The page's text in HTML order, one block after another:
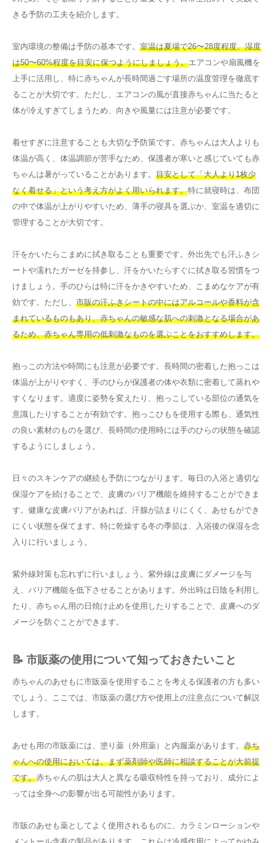
きる予防の工夫を紹介します。
室内環境の整備は予防の基本です。 室温は夏場で26〜28度程度、湿度
は50〜60%程度を目安に保つようにしましょう。エアコンや扇風機を
上手に活用し、特に赤ちゃんが長時間過ごす場所の温度管理を徹底す
ることが大切です。ただし、エアコンの風が直接赤ちゃんに当たると
体が冷えすぎてしまうため、向きや風量には注意が必要です。
着せすぎに注意することも大切な予防策です。赤ちゃんは大人よりも
体温が高く、体温調節が苦手なため、保護者が寒いと感じていても赤
ちゃんは暑がっていることがあります。 目安として「大人より1枚少
なく着せる」という考え方がよく用いられます。特に就寝時は、布団
の中で体温が上がりやすいため、薄手の寝具を選ぶか、室温を適切に
管理することが大切です。
汗をかいたらこまめに拭き取ることも重要です。外出先でも汗ふきシ
ートや濡れたガーゼを持参し、汗をかいたらすぐに拭き取る習慣をつ
けましょう。手のひらは特に汗をかきやすいため、こまめなケアが有
効です。ただし、 市販の汗ふきシートの中にはアルコールや香料が含
まれているものもあり、赤ちゃんの敏感な肌への刺激となる場合があ
るため、赤ちゃん専用の低刺激なものを選ぶことをおすすめします。
抱っこの方法や時間にも注意が必要です。長時間の密着した抱っこは
体温が上がりやすく、手のひらが保護者の体や衣類に密着して蒸れや
すくなります。適度に姿勢を変えたり、抱っこしている部位の通気を
意識したりすることが有効です。抱っこひもを使用する際も、通気性
の良い素材のものを選び、長時間の使用時には手のひらの状態を確認
するようにしましょう。
日々のスキンケアの継続も予防につながります。毎日の入浴と適切な
保湿ケアを続けることで、皮膚のバリア機能を維持することができま
す。健康な皮膚バリアがあれば、汗腺が詰まりにくく、あせもができ
にくい状態を保てます。特に乾燥する冬の季節は、入浴後の保湿を念
入りに行いましょう。
紫外線対策も忘れずに行いましょう。紫外線は皮膚にダメージを与
え、バリア機能を低下させることがあります。外出時は日陰を利用し
たり、赤ちゃん用の日焼け止めを使用したりすることで、皮膚へのダ
メージを防ぐことができます。
📝 市販薬の使用について知っておきたいこと
赤ちゃんのあせもに市販薬を使用することを考える保護者の方も多い
でしょう。ここでは、市販薬の選び方や使用上の注意点について解説
します。
あせも用の市販薬には、塗り薬（外用薬）と内服薬があります。 赤ち
ゃんへの使用においては、まず薬剤師や医師に相談することが大前提
です。赤ちゃんの肌は大人と異なる吸収特性を持っており、成分によ
っては全身への影響が出る可能性があります。
市販のあせも薬としてよく使用されるものに、カラミンローションや